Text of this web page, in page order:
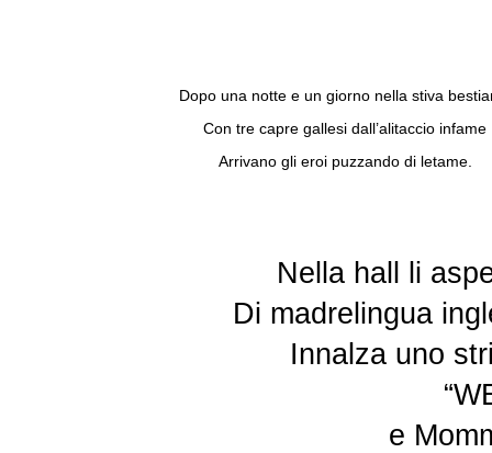
Dopo una notte e un giorno nella stiva
Con tre capre gallesi dall’alitaccio infame
Arrivano gli eroi puzzando di letame.
Nella hall li
Di madrelingua
Innalza uno
e